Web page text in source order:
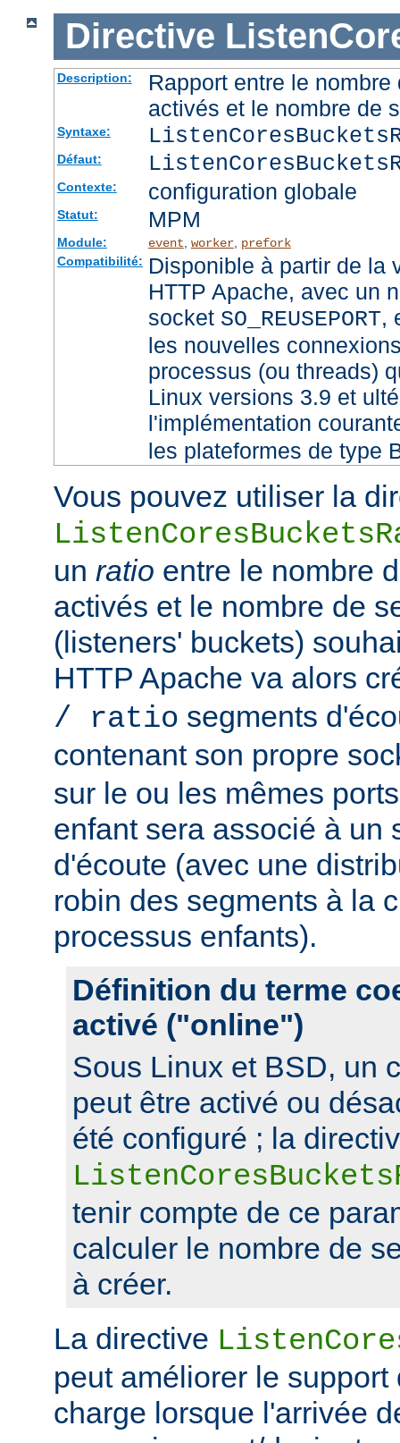
Directive
Description:
Rapport entre le
activés et le nombre de
Syntaxe:
Défaut:
Contexte: configuration globale
Statut: MPM
Module: event worker, prefork
Compatibilité: Disponible à partir de la
HTTP Apache, avec un
socket SO_REUSEPORT,
les nouvelles
processus (ou threads)
Linux versions 3.9 et
l'implémentation
les plateformes de type
Vous pouvez utiliser la
un ratio entre le nombre
activés et le nombre de
(listeners' buckets)
HTTP Apache va alors
/ ratio segments
contenant son propre
sur le ou les mêmes
enfant sera associé à un
d'écoute (avec une
robin des segments à la
processus enfants).
Définition du terme
activé ("online")
Sous Linux et BSD, un
peut être activé ou
été configuré ; la
tenir compte de ce
calculer le nombre de
à créer.
La directive
peut améliorer le
charge lorsque l'arrivée